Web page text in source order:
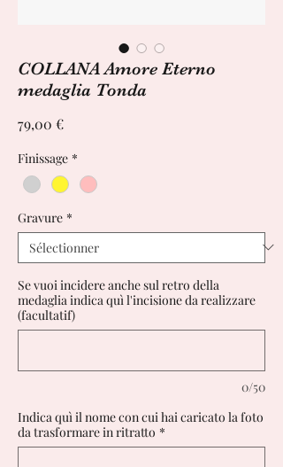
COLLANA Amore Eterno
medaglia Tonda
79,00 €Prix
Finissage *
Gravure *
Se vuoi incidere anche sul retro della
medaglia indica quì l'incisione da realizzare
(facultatif)
0/50
Indica quì il nome con cui hai caricato la foto
da trasformare in ritratto *